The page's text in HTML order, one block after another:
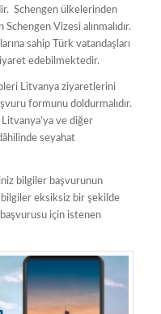
Schengen ülkelerinden
Vizesi alınmalıdır.
sahip Türk vatandaşları
edebilmektedir.
Litvanya ziyaretlerini
formunu doldurmalıdır.
ve diğer
seyahat
bilgiler başvurunun
eksiksiz bir şekilde
için istenen